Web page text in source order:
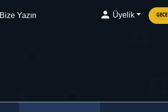
Bize Yazın Üyelik GECE